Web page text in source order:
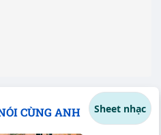
CÙNG ANH Sheet nhạc